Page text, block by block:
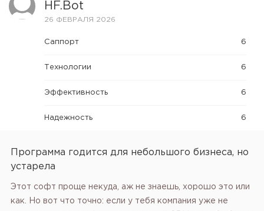
HF.bot
26 ФЕВРАЛЯ 2026
Саппорт 6
Технологии 6
Эффективность 6
Надежность 6
Программа годится для небольшого бизнеса, но
устарела
Этот софт проще некуда, аж не знаешь, хорошо это или
как. Но вот что точно: если у тебя компания уже не